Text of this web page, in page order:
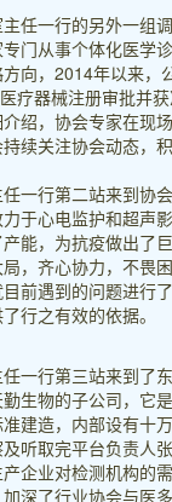
任一行的另外一组
门从事个体化医学
向，2014年以来
疗器械注册审批并
绍，协会专家在现
续关注协会动态，积
一行第二站来到
于心电监护和超声
能，为抗疫做出了
，齐心协力，不畏
前遇到的问题进行
行之有效的依据。
一行第三站来到了
生物的子公司，它
建造，内部设有十
听取完平台负责人
企业对检测机构的
深了行业协会与医